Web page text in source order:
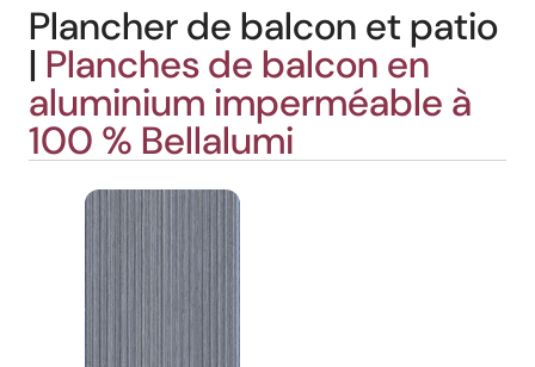
Plancher de balcon et patio
| Planches de balcon en
aluminium imperméable à
100 % Bellalumi